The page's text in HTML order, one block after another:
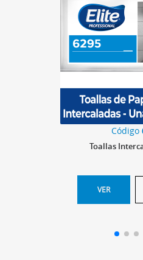
Código
Toallas
VER